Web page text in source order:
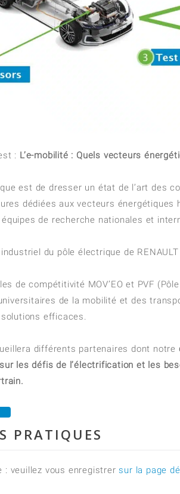
: L’e-mobilité : Quels vecteurs
est de dresser un état de l’art des
dédiées aux vecteurs
de recherche nationales et
du pôle électrique de
de compétitivité MOV’EO et PVF
de la mobilité et des
efficaces.
différents partenaires dont notre
les défis de l’électrification et les
PRATIQUES
: veuillez vous enregistrersur la page